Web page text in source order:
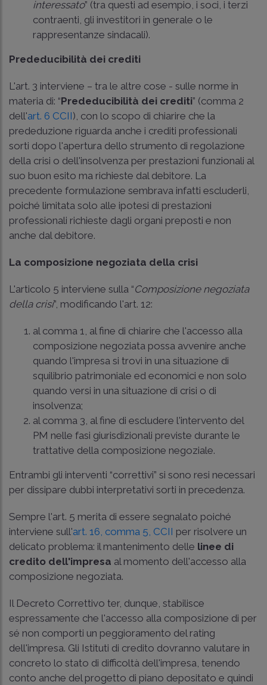
interessato” (tra questi ad esempio, i soci, i terzi
contraenti, gli investitori in generale o le
rappresentanze sindacali).
Prededucibilità dei crediti
L'art. 3 interviene – tra le altre cose - sulle norme in
materia di: “Prededucibilità dei crediti” (comma 2
dell'art. 6 CCII), con lo scopo di chiarire che la
prededuzione riguarda anche i crediti professionali
sorti dopo l'apertura dello strumento di regolazione
della crisi o dell'insolvenza per prestazioni funzionali al
suo buon esito ma richieste dal debitore. La
precedente formulazione sembrava infatti escluderli,
poiché limitata solo alle ipotesi di prestazioni
professionali richieste dagli organi preposti e non
anche dal debitore.
La composizione negoziata della crisi
L'articolo 5 interviene sulla “Composizione negoziata
della crisi”, modificando l'art. 12:
al comma 1, al fine di chiarire che l'accesso alla
composizione negoziata possa avvenire anche
quando l'impresa si trovi in una situazione di
squilibrio patrimoniale ed economici e non solo
quando versi in una situazione di crisi o di
insolvenza;
al comma 3, al fine di escludere l'intervento del
PM nelle fasi giurisdizionali previste durante le
trattative della composizione negoziale.
Entrambi gli interventi “correttivi” si sono resi necessari
per dissipare dubbi interpretativi sorti in precedenza.
Sempre l'art. 5 merita di essere segnalato poiché
interviene sull'art. 16, comma 5, CCII per risolvere un
delicato problema: il mantenimento delle linee di
credito dell'impresa al momento dell'accesso alla
composizione negoziata.
Il Decreto Correttivo ter, dunque, stabilisce
espressamente che l'accesso alla composizione di per
sé non comporti un peggioramento del rating
dell'impresa. Gli Istituti di credito dovranno valutare in
concreto lo stato di difficoltà dell'impresa, tenendo
conto anche del progetto di piano depositato e quindi